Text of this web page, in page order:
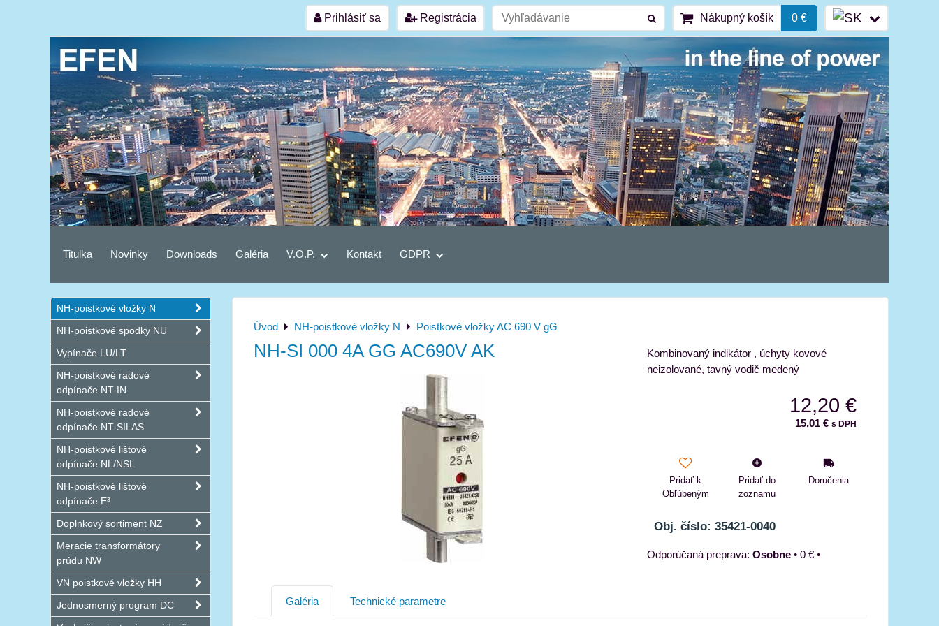
Prihlásiť sa Registrácia Nákupný košík 0 €
Titulka Novinky Downloads Galéria V.O.P. Kontakt GDPR
Úvod NH-poistkové vložky N Poistkové vložky AC 690 V gG
NH-SI 000 4A GG AC690V AK
Kombinovaný indikátor , úchyty kovové
neizolované, tavný vodič medený
12,20 €
15,01 € s DPH
Pridať k
Obľúbeným
Pridať do
zoznamu
Doručenia
Obj. číslo: 35421-0040
Osobne • 0 € •
Galéria Technické parametre
NH-poistkové vložky N
NH-poistkové spodky NU
Vypínače LU/LT
NH-poistkové radové
odpínače NT-IN
NH-poistkové radové
odpínače NT-SILAS
NH-poistkové lištové
odpínače NL/NSL
NH-poistkové lištové
odpínače E³
Doplnkový sortiment NZ
Meracie transformátory
prúdu NW
VN poistkové vložky HH
Jednosmerný program DC